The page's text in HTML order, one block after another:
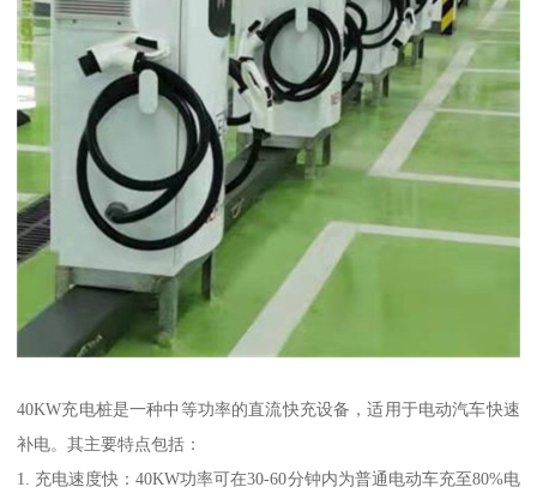
40KW充电桩是一种中等功率的直流快充设备，适用于电动汽车快速
补电。其主要特点包括：
1. 充电速度快：40KW功率可在30-60分钟内为普通电动车充至80%电